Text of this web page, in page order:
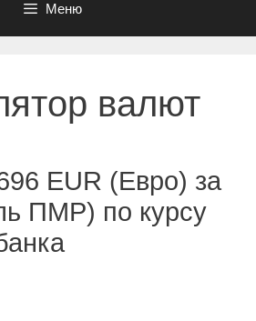
Меню
валют
EUR (Евро) за
ПМР) по курсу